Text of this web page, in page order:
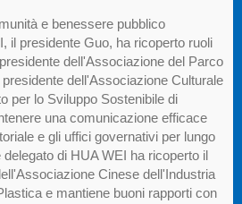
e benessere pubblico
il presidente Guo, ha ricoperto ruoli
dell'Associazione del Parco
dell'Associazione Culturale
per lo Sviluppo Sostenibile di
una comunicazione efficace
e gli uffici governativi per lungo
di HUA WEI ha ricoperto il
Cinese dell'Industria
e mantiene buoni rapporti con